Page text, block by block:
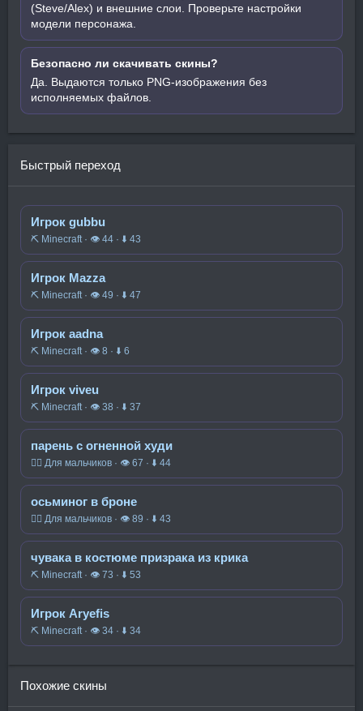
(Steve/Alex) и внешние слои. Проверьте настройки
модели персонажа.
Безопасно ли скачивать скины?
Да. Выдаются только PNG-изображения без
исполняемых файлов.
Быстрый переход
Игрок gubbu
⛏️ Minecraft · 👁 44 · ⬇ 43
Игрок Mazza
⛏️ Minecraft · 👁 49 · ⬇ 47
Игрок aadna
⛏️ Minecraft · 👁 8 · ⬇ 6
Игрок viveu
⛏️ Minecraft · 👁 38 · ⬇ 37
парень с огненной худи
🧍‍♂️ Для мальчиков · 👁 67 · ⬇ 44
осьминог в броне
🧍‍♂️ Для мальчиков · 👁 89 · ⬇ 43
чувака в костюме призрака из крика
⛏️ Minecraft · 👁 73 · ⬇ 53
Игрок Aryefis
⛏️ Minecraft · 👁 34 · ⬇ 34
Похожие скины